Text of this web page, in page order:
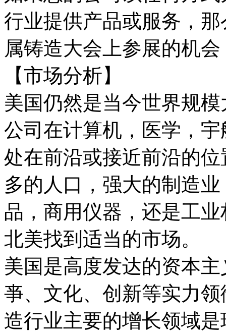
行业提供产品或服务，
属铸造大会上参展的机会
【市场分析】
美国仍然是当今世界规
公司在计算机，医学，
处在前沿或接近前沿的
多的人口，强大的制造
品，商用仪器，还是工
北美找到适当的市场。
美国是高度发达的资本
亊、文化、创新等实力
造行业主要的增长领域